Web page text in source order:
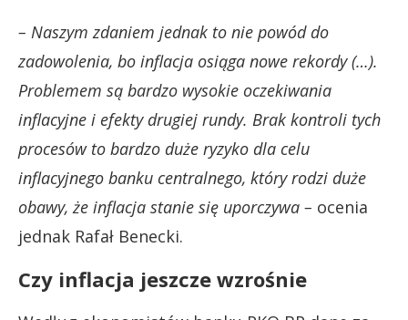
– Naszym zdaniem jednak to nie powód do
zadowolenia, bo inflacja osiąga nowe rekordy (…).
Problemem są bardzo wysokie oczekiwania
inflacyjne i efekty drugiej rundy. Brak kontroli tych
procesów to bardzo duże ryzyko dla celu
inflacyjnego banku centralnego, który rodzi duże
obawy, że inflacja stanie się uporczywa – ocenia
jednak Rafał Benecki.
Czy inflacja jeszcze wzrośnie